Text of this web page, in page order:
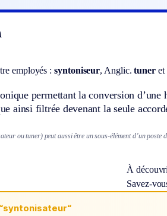
employés :syntoniseur, Anglic. tuner et
permettant la conversion d’une
ainsi filtrée devenant la seule
ou tuner) peut aussi être un sous-élément d’un poste
À
Savez-
“syntonisateur“